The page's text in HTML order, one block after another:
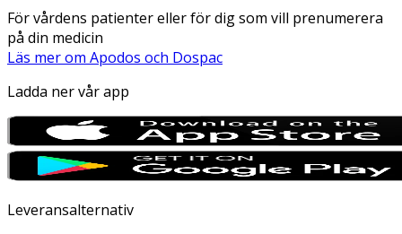
För vårdens patienter eller för dig som vill prenumerera
på din medicin
Läs mer om Apodos och Dospac
Ladda ner vår app
Leveransalternativ